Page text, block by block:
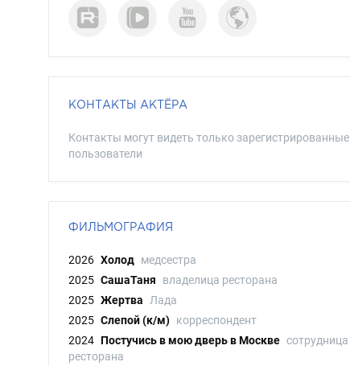
КОНТАКТЫ АКТЁРА
Контакты могут видеть только зарегистрированные
пользователи
ФИЛЬМОГРАФИЯ
2026 Холод медсестра
2025 СашаТаня
владелица ресторана
2025 Жертва
Лада
2025 Слепой (к/м) корреспондент
2024 Постучись в мою дверь в Москве сотрудница
ресторана